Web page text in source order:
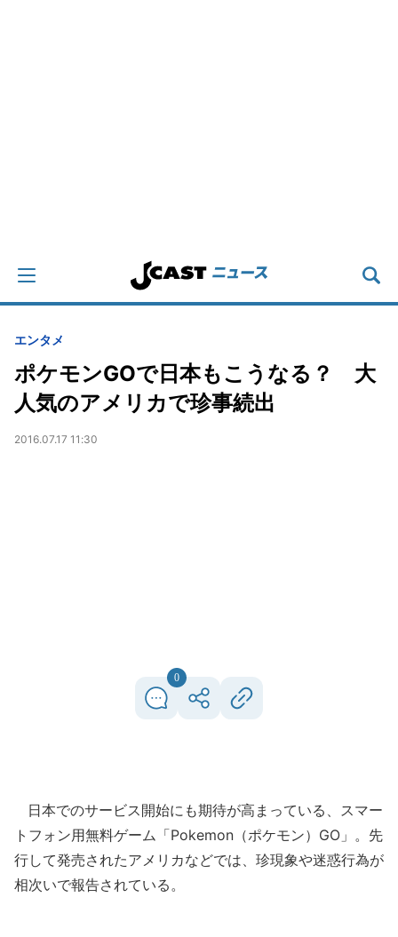
エンタメ
ポケモンGOで日本もこうなる？ 大
人気のアメリカで珍事続出
2016.07.17 11:30
0
日本でのサービス開始にも期待が高まっている、スマー
トフォン用無料ゲーム「Pokemon（ポケモン）GO」。先
行して発売されたアメリカなどでは、珍現象や迷惑行為が
相次いで報告されている。